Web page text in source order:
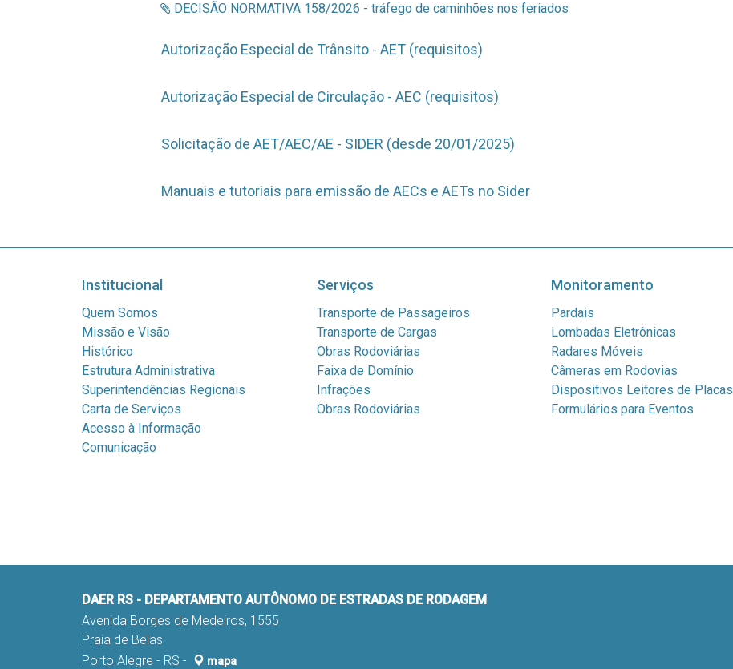
DECISÃO NORMATIVA 158/2026 - tráfego de caminhões nos feriados
Autorização Especial de Trânsito - AET (requisitos)
Autorização Especial de Circulação - AEC (requisitos)
Solicitação de AET/AEC/AE - SIDER (desde 20/01/2025)
Manuais e tutoriais para emissão de AECs e AETs no Sider
Institucional
Quem Somos
Missão e Visão
Histórico
Estrutura Administrativa
Superintendências Regionais
Carta de Serviços
Acesso à Informação
Comunicação
Serviços
Transporte de Passageiros
Transporte de Cargas
Obras Rodoviárias
Faixa de Domínio
Infrações
Obras Rodoviárias
Monitoramento
Pardais
Lombadas Eletrônicas
Radares Móveis
Câmeras em Rodovias
Dispositivos Leitores de Placas
Formulários para Eventos
DAER RS - DEPARTAMENTO AUTÔNOMO DE ESTRADAS DE RODAGEM
Avenida Borges de Medeiros, 1555
Praia de Belas
Porto Alegre - RS -
mapa